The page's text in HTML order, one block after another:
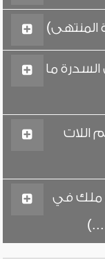
المنتهى)
ما
اللات
ملك في